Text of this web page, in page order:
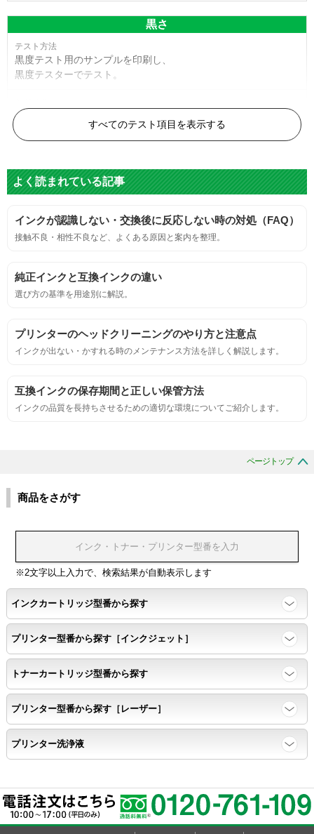
黒さ
黒度テスト用のサンプルを印刷し、
黒度テスターでテスト。
黒度の技術基準に適合する。
標準カラーサンプルを印刷する。
鮮やか、リアル、彩度、シャープなど、
におい
互換性
色同士のにじみがないこと。
浸透性
浸透性テスト用のサンプルを印刷する。
任意の色を背景として使用し、
背景と違う色で8号サイズのArialフォントで
鮮明に印刷できること。
速乾性
互換性テストサンプルを5ページ連続印刷する。
飛び散り
すべてのテスト項目を表示する
よく読まれている記事
インクが認識しない・交換後に反応しない時の対処（FAQ）
接触不良・相性不良など、よくある原因と案内を整理。
純正インクと互換インクの違い
選び方の基準を用途別に解説。
プリンターのヘッドクリーニングのやり方と注意点
インクが出ない・かすれる時のメンテナンス方法を詳しく解説します。
互換インクの保存期間と正しい保管方法
インクの品質を長持ちさせるための適切な環境についてご紹介します。
ページトップ
商品をさがす
※2文字以上入力で、検索結果が自動表示します
インクカートリッジ型番から探す
プリンター型番から探す［インクジェット］
トナーカートリッジ型番から探す
プリンター型番から探す［レーザー］
プリンター洗浄液